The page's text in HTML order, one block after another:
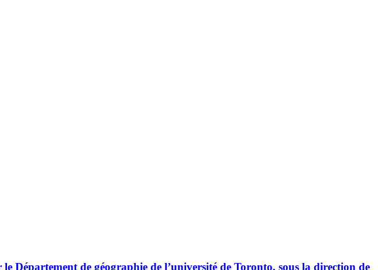
Département de géographie de l’université de Toronto, sous la direction de